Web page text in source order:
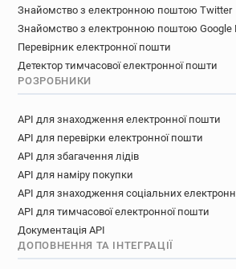
Знайомство з електронною поштою Twitter
Знайомство з електронною поштою Google
Перевірник електронної пошти
Детектор тимчасової електронної пошти
РОЗРОБНИКИ
API для знаходження електронної пошти
API для перевірки електронної пошти
API для збагачення лідів
API для наміру покупки
API для знаходження соціальних
API для тимчасової електронної пошти
Документація API
ДОПОВНЕННЯ ТА ІНТЕГРАЦІЇ